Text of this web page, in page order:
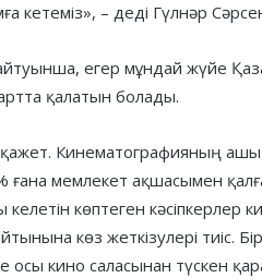
кетеміз», – деді Гүлнәр
егер мұндай жүйе
қалатын болады.
Кинематографияның
ғана мемлекет ақшасымен
келетін көптеген
көз жеткізулері тиіс.
осы кино саласынан түскен